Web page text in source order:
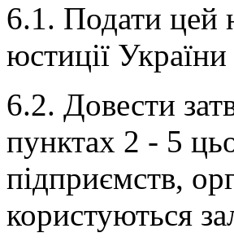
6.1. Подати цей
юстиції
6.2. Довести
пунктах 2 - 5
підприємств,
користуються